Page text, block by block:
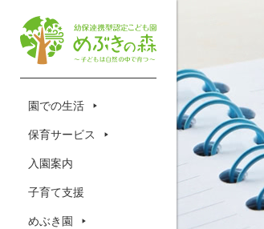
園での生活
保育サービス
入園案内
子育て支援
めぶき園